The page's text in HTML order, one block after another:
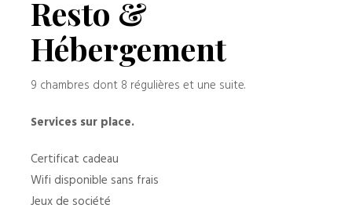
Resto &
Hébergement
9 chambres dont 8 régulières et une suite.
Services sur place.
Certificat cadeau
Wifi disponible sans frais
Jeux de société